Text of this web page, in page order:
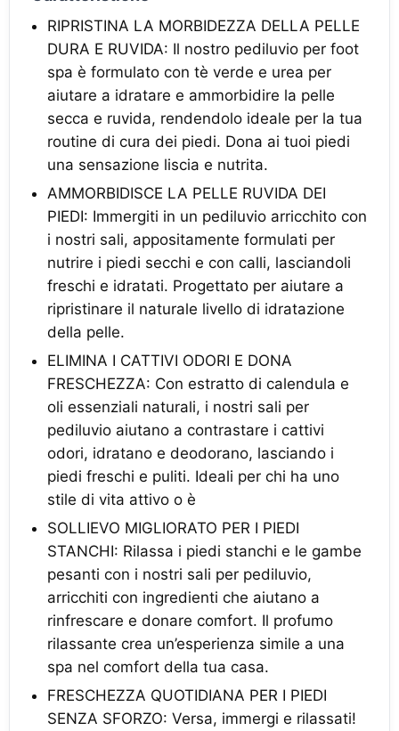
RIPRISTINA LA MORBIDEZZA DELLA PELLE
DURA E RUVIDA: Il nostro pediluvio per foot
spa è formulato con tè verde e urea per
aiutare a idratare e ammorbidire la pelle
secca e ruvida, rendendolo ideale per la tua
routine di cura dei piedi. Dona ai tuoi piedi
una sensazione liscia e nutrita.
AMMORBIDISCE LA PELLE RUVIDA DEI
PIEDI: Immergiti in un pediluvio arricchito con
i nostri sali, appositamente formulati per
nutrire i piedi secchi e con calli, lasciandoli
freschi e idratati. Progettato per aiutare a
ripristinare il naturale livello di idratazione
della pelle.
ELIMINA I CATTIVI ODORI E DONA
FRESCHEZZA: Con estratto di calendula e
oli essenziali naturali, i nostri sali per
pediluvio aiutano a contrastare i cattivi
odori, idratano e deodorano, lasciando i
piedi freschi e puliti. Ideali per chi ha uno
stile di vita attivo o è
SOLLIEVO MIGLIORATO PER I PIEDI
STANCHI: Rilassa i piedi stanchi e le gambe
pesanti con i nostri sali per pediluvio,
arricchiti con ingredienti che aiutano a
rinfrescare e donare comfort. Il profumo
rilassante crea un’esperienza simile a una
spa nel comfort della tua casa.
FRESCHEZZA QUOTIDIANA PER I PIEDI
SENZA SFORZO: Versa, immergi e rilassati!